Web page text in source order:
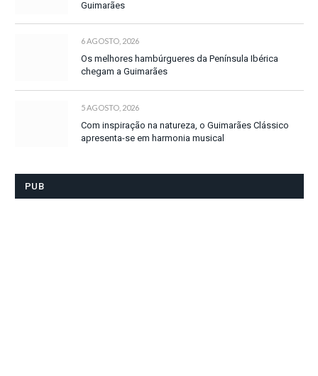
Guimarães
6 AGOSTO, 2026
Os melhores hambúrgueres da Península Ibérica
chegam a Guimarães
5 AGOSTO, 2026
Com inspiração na natureza, o Guimarães Clássico
apresenta-se em harmonia musical
PUB